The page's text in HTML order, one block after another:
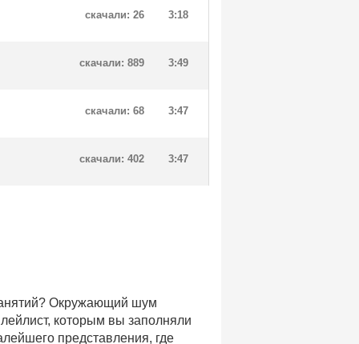
3:18
скачали: 26
3:49
скачали: 889
3:47
скачали: 68
3:47
скачали: 402
Окружающий шум
которым вы заполняли
представления, где